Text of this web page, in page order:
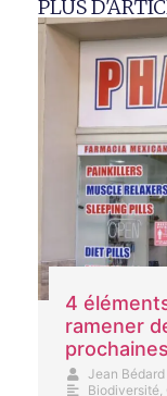
PLUS
4
ramener
Jean Bédard
Biodiversité,